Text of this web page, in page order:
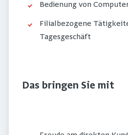
Bedienung von
Filialbezogene
Tagesgeschäft
Das bringen Sie mit